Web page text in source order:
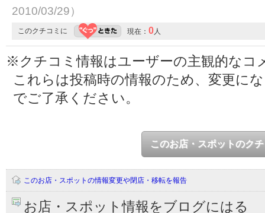
2010/03/29）
このクチコミに 現在： 0人
※クチコミ情報はユーザーの主観的なコ
これらは投稿時の情報のため、変更に
でご了承ください。
このお店・スポットのク
このお店・スポットの情報変更や閉店・移転を報告
お店・スポット情報をブログにはる